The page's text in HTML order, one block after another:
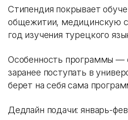
Стипендия покрывает
общежитии, медицинскую
год изучения турецкого
Особенность программы —
заранее поступать в
берет на себя сама
Дедлайн подачи: январь-